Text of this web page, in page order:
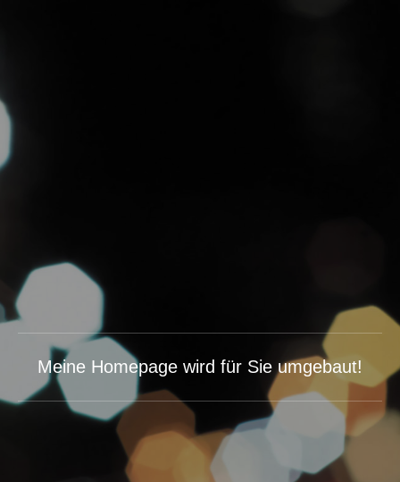
Meine Homepage wird für Sie umgebaut!